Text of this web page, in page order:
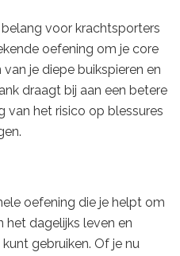
voor krachtsporters
oefening om je core
je diepe buikspieren en
draagt bij aan een betere
van het risico op blessures
oefening die je helpt om
het dagelijks leven en
gebruiken. Of je nu